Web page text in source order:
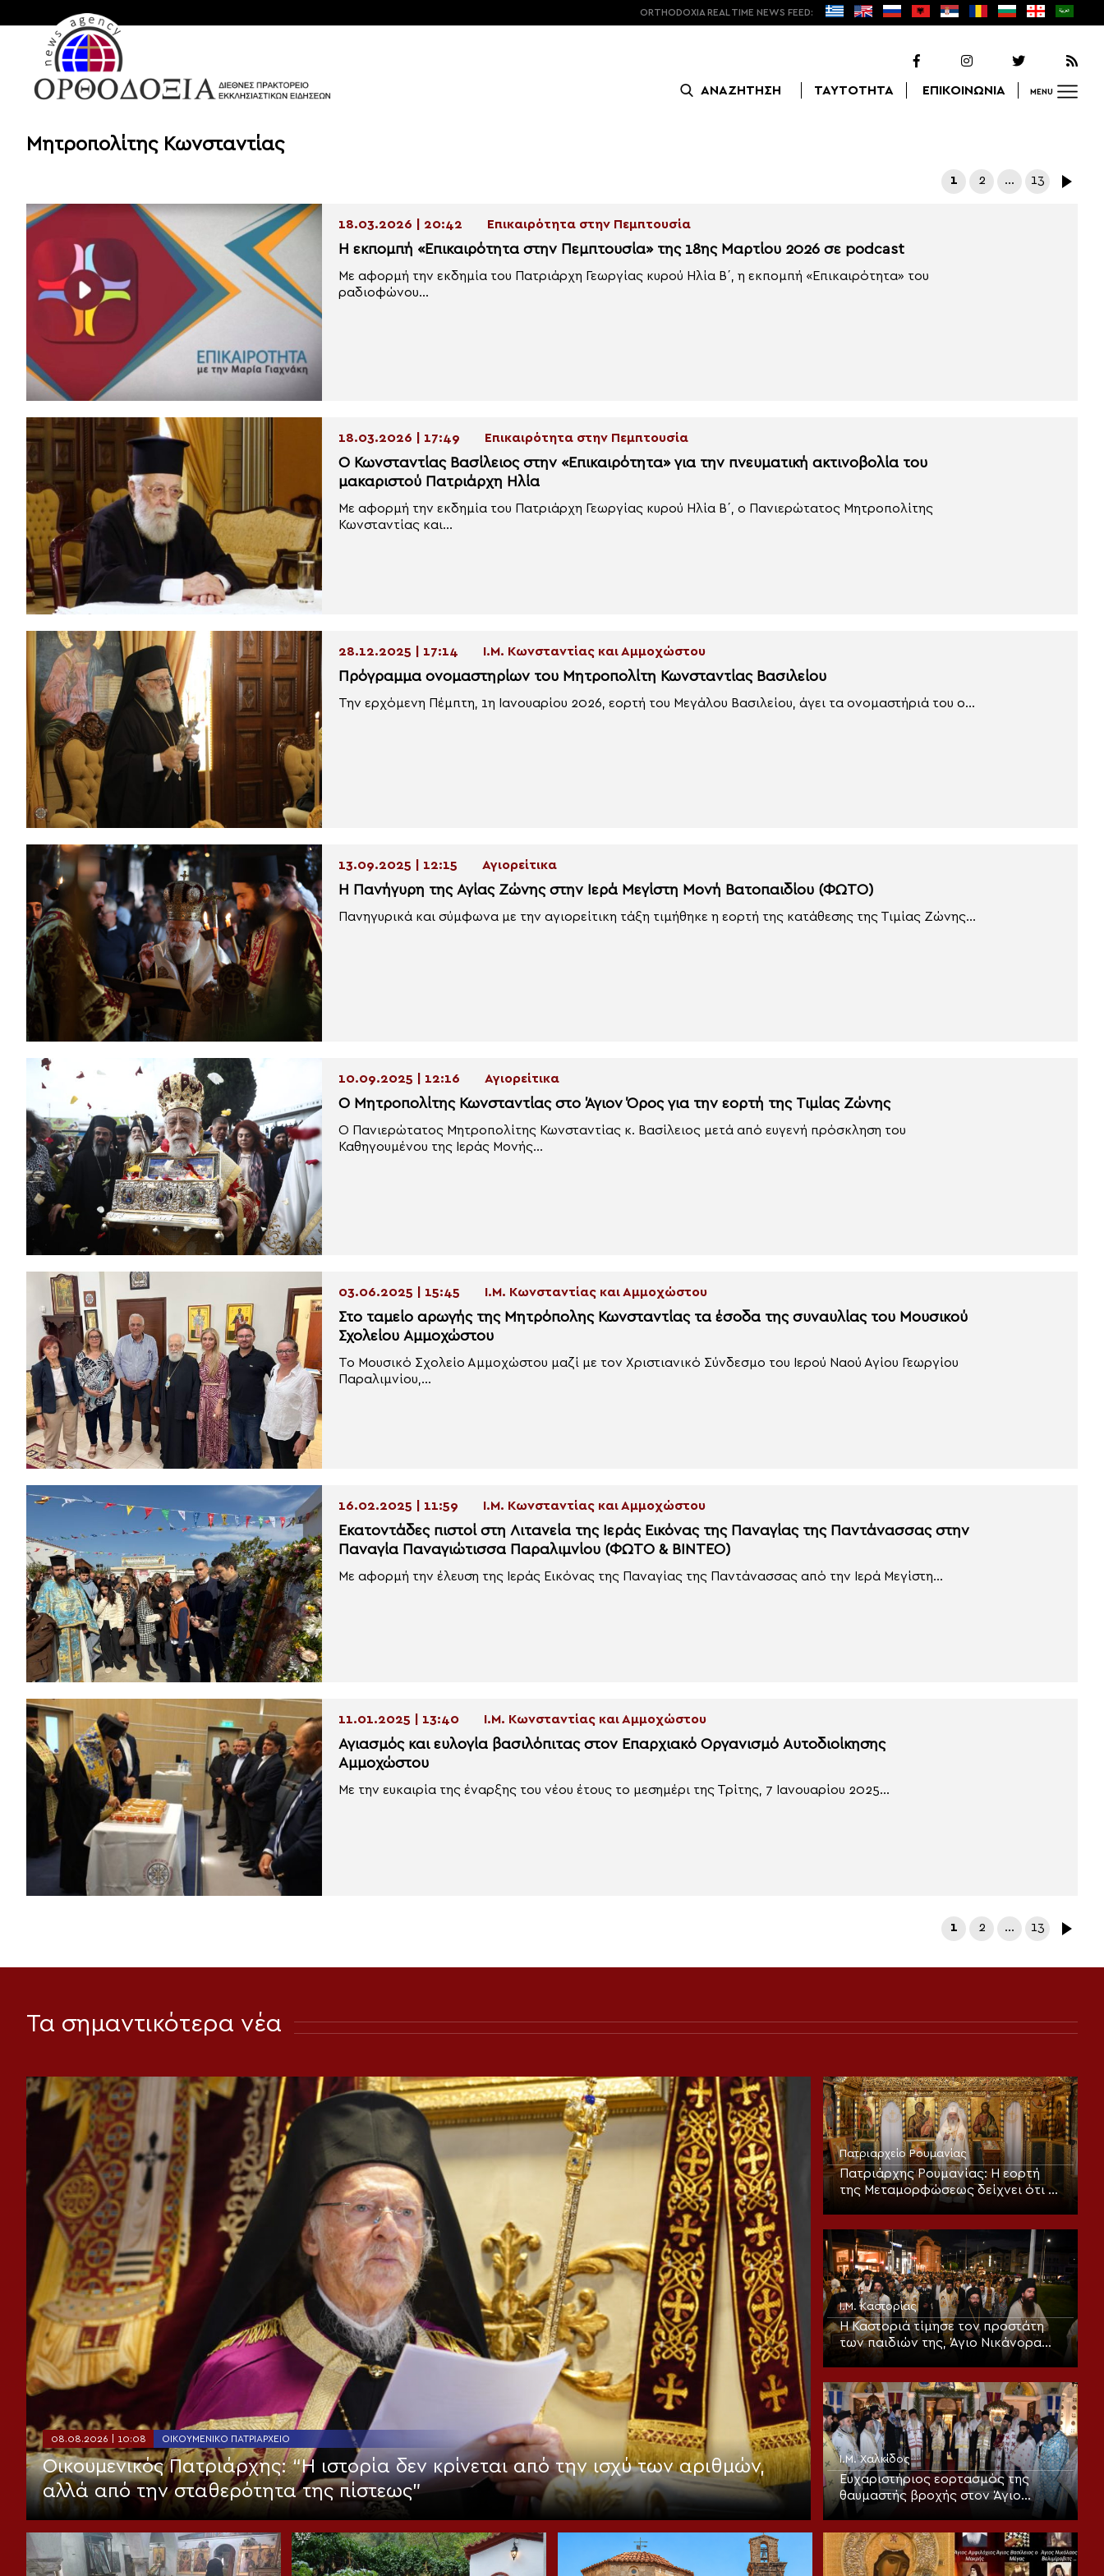
ORTHODOXIA REAL TIME NEWS FEED:
ΑΝΑΖΗΤΗΣΗ ΤΑΥΤΟΤΗΤΑ ΕΠΙΚΟΙΝΩΝΙΑ MENU
Μητροπολίτης Κωνσταντίας
1 2 … 13
18.03.2026 | 20:42 Επικαιρότητα στην Πεμπτουσία
Η εκπομπή «Επικαιρότητα στην Πεμπτουσία» της 18ης Μαρτίου 2026 σε podcast
Με αφορμή την εκδημία του Πατριάρχη Γεωργίας κυρού Ηλία Β΄, η εκπομπή «Επικαιρότητα» του
ραδιοφώνου...
18.03.2026 | 17:49 Επικαιρότητα στην Πεμπτουσία
Ο Κωνσταντίας Βασίλειος στην «Επικαιρότητα» για την πνευματική ακτινοβολία του
μακαριστού Πατριάρχη Ηλία
Με αφορμή την εκδημία του Πατριάρχη Γεωργίας κυρού Ηλία Β΄, ο Πανιερώτατος Μητροπολίτης
Κωνσταντίας και...
28.12.2025 | 17:14 Ι.Μ. Κωνσταντίας και Αμμοχώστου
Πρόγραμμα ονομαστηρίων του Μητροπολίτη Κωνσταντίας Βασιλείου
Την ερχόμενη Πέμπτη, 1η Ιανουαρίου 2026, εορτή του Μεγάλου Βασιλείου, άγει τα ονομαστήριά του ο...
13.09.2025 | 12:15 Αγιορείτικα
Η Πανήγυρη της Αγίας Ζώνης στην Ιερά Μεγίστη Μονή Βατοπαιδίου (ΦΩΤΟ)
Πανηγυρικά και σύμφωνα με την αγιορείτικη τάξη τιμήθηκε η εορτή της κατάθεσης της Τιμίας Ζώνης...
10.09.2025 | 12:16 Αγιορείτικα
Ο Μητροπολίτης Κωνσταντίας στο Άγιον Όρος για την εορτή της Τιμίας Ζώνης
Ο Πανιερώτατος Μητροπολίτης Κωνσταντίας κ. Βασίλειος μετά από ευγενή πρόσκληση του
Καθηγουμένου της Ιεράς Μονής...
03.06.2025 | 15:45 Ι.Μ. Κωνσταντίας και Αμμοχώστου
Στο ταμείο αρωγής της Μητρόπολης Κωνσταντίας τα έσοδα της συναυλίας του Μουσικού
Σχολείου Αμμοχώστου
Το Μουσικό Σχολείο Αμμοχώστου μαζί με τον Χριστιανικό Σύνδεσμο του Ιερού Ναού Αγίου Γεωργίου
Παραλιμνίου,...
16.02.2025 | 11:59 Ι.Μ. Κωνσταντίας και Αμμοχώστου
Εκατοντάδες πιστοί στη Λιτανεία της Ιεράς Εικόνας της Παναγίας της Παντάνασσας στην
Παναγία Παναγιώτισσα Παραλιμνίου (ΦΩΤΟ & ΒΙΝΤΕΟ)
Με αφορμή την έλευση της Ιεράς Εικόνας της Παναγίας της Παντάνασσας από την Ιερά Μεγίστη...
11.01.2025 | 13:40 Ι.Μ. Κωνσταντίας και Αμμοχώστου
Αγιασμός και ευλογία βασιλόπιτας στον Επαρχιακό Οργανισμό Αυτοδιοίκησης
Αμμοχώστου
Με την ευκαιρία της έναρξης του νέου έτους το μεσημέρι της Τρίτης, 7 Ιανουαρίου 2025...
1 2 … 13
Τα σημαντικότερα νέα
08.08.2026 | 10:08 ΟΙΚΟΥΜΕΝΙΚΌ ΠΑΤΡΙΑΡΧΕΊΟ
Οικουμενικός Πατριάρχης: “Η ιστορία δεν κρίνεται από την ισχύ των αριθμών,
αλλά από την σταθερότητα της πίστεως”
Πατριαρχείο Ρουμανίας
Πατριάρχης Ρουμανίας: Η εορτή
της Μεταμορφώσεως δείχνει ότι ο
άνθρωπος είναι φτιαγμένος για
Ι.Μ. Καστορίας
Η Καστοριά τίμησε τον προστάτη
των παιδιών της, Άγιο Νικάνορα
τον Θαυματουργό
Ι.Μ. Χαλκίδος
Ευχαριστήριος εορτασμός της
θαυμαστής βροχής στον Άγιο
Ιωάννη τον Ρώσσο Ευβοίας